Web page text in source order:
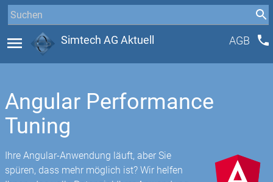
menu Simtech AG Aktuell AGB phone
Angular Performance
Tuning
Ihre Angular-Anwendung läuft, aber Sie
spüren, dass mehr möglich ist? Wir helfen